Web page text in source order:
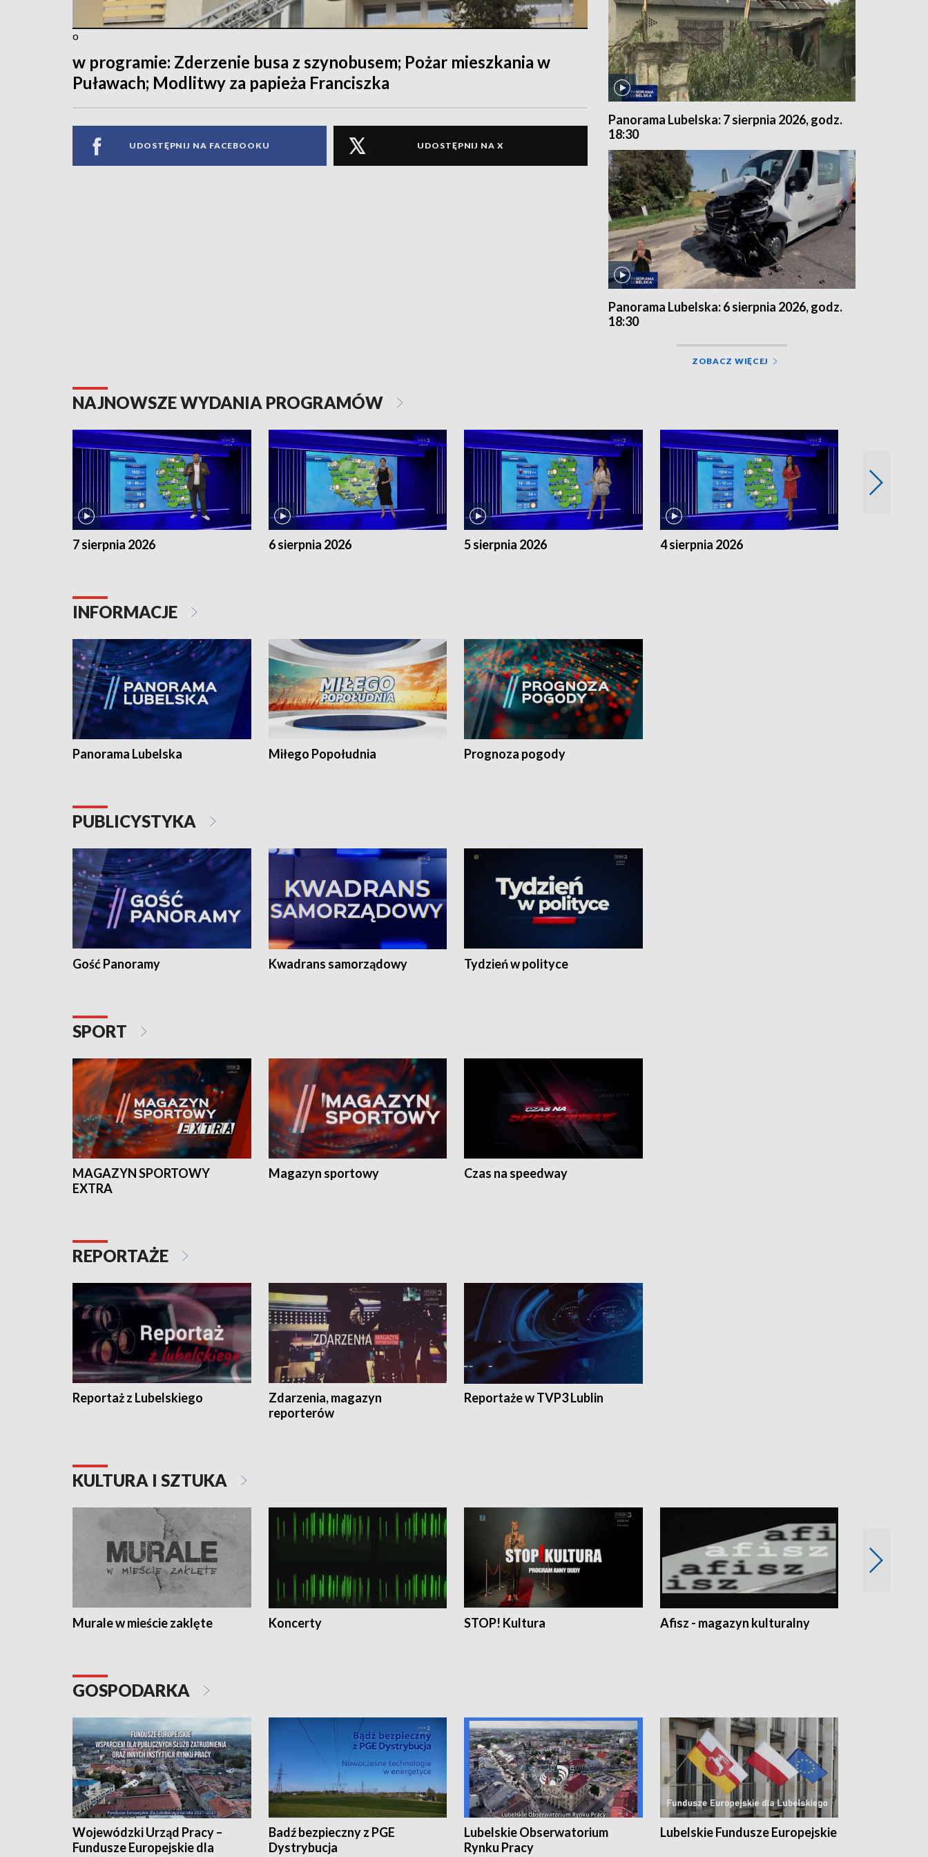
o
w programie: Zderzenie busa z szynobusem; Pożar mieszkania w
Puławach; Modlitwy za papieża Franciszka
UDOSTĘPNIJ NA FACEBOOKU UDOSTĘPNIJ NA X
Panorama Lubelska: 7 sierpnia 2026, godz.
18:30
Panorama Lubelska: 6 sierpnia 2026, godz.
18:30
ZOBACZ WIĘCEJ
NAJNOWSZE WYDANIA PROGRAMÓW
7 sierpnia 2026 6 sierpnia 2026 5 sierpnia 2026 4 sierpnia 2026
INFORMACJE
Panorama Lubelska Miłego Popołudnia Prognoza pogody
PUBLICYSTYKA
Gość Panoramy Kwadrans samorządowy Tydzień w polityce
SPORT
MAGAZYN SPORTOWY
EXTRA
Magazyn sportowy Czas na speedway
REPORTAŻE
Reportaż z Lubelskiego
Zdarzenia, magazyn
reporterów
Reportaże w TVP3 Lublin
KULTURA I SZTUKA
Murale w mieście zaklęte Koncerty STOP! Kultura Afisz - magazyn kulturalny
GOSPODARKA
Wojewódzki Urząd Pracy –
Fundusze Europejskie dla
Badź bezpieczny z PGE
Dystrybucja
Lubelskie Obserwatorium
Rynku Pracy
Lubelskie Fundusze Europejskie